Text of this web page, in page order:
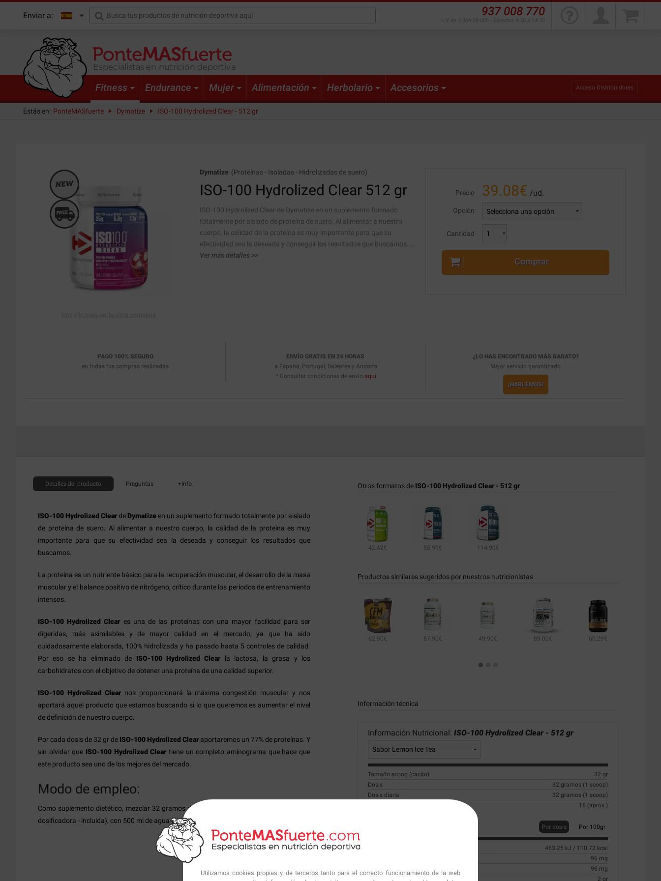
Utilizamos cookies propias y de terceros tanto para el correcto funcionamiento de la web
Enviar a: 937 008 770
Especialistas en nutrición deportiva
Fitness Endurance Mujer Alimentación Herbolario Accesorios Acceso Distribuidores
Estás en: PonteMASfuerte Dymatize ISO-100 Hydrolized Clear - 512 gr
Dymatize (Proteínas - Isoladas - Hidrolizadas de suero)
ISO-100 Hydrolized Clear 512 gr
ISO-100 Hydrolized Clear de Dymatize en un suplemento formado
totalmente por aislado de proteína de suero. Al alimentar a nuestro
cuerpo, la calidad de la proteína es muy importante para que su
efectividad sea la deseada y conseguir los resultados que buscamos....
Ver más detalles >>
Precio 39.08€ /ud.
Opción
Cantidad
Comprar
PAGO 100% SEGURO
en todas tus compras realizadas
ENVÍO GRATIS EN 24 HORAS
a España, Portugal, Baleares y Andorra
* Consultar condiciones de envío aquí
¿LO HAS ENCONTRADO MÁS BARATO?
Mejor servicio garantizado
¡HABLEMOS!
Detalles del producto Preguntas +Info
ISO-100 Hydrolized Clearde Dymatizeen un suplemento formado totalmente por aislado
de proteína de suero. Al alimentar a nuestro cuerpo, la calidad de la proteína es muy
importante para que su efectividad sea la deseada y conseguir los resultados que
buscamos.
La proteína es un nutriente básico para la recuperación muscular, el desarrollo de la masa
muscular y el balance positivo de nitrógeno, crítico durante los períodos de entrenamiento
intensos.
ISO-100 Hydrolized Clear es una de las proteínas con una mayor facilidad para ser
digeridas, más asimilables y de mayor calidad en el mercado, ya que ha sido
cuidadosamente elaborada, 100% hidrolizada y ha pasado hasta 5 controles de calidad.
Por eso se ha eliminado de ISO-100 Hydrolized Clear la lactosa, la grasa y los
carbohidratos con el objetivo de obtener una proteína de una calidad superior.
ISO-100 Hydrolized Clearnos proporcionará la máxima congestión muscular y nos
aportará aquel producto que estamos buscando si lo que queremos es aumentar el nivel
de definición de nuestro cuerpo.
Por cada dosis de 32 gr de ISO-100 Hydrolized Clear aportaremos un 77% de proteínas. Y
sin olvidar que ISO-100 Hydrolized Clear tiene un completo aminograma que hace que
este producto sea uno de los mejores del mercado.
Modo de empleo:
Como suplemento dietético, mezclar 32 gramos de producto en polvo (aprox. 1 cuchara
dosificadora - incluida), con 500 ml de agua y mezclar bien.
Otros formatos de ISO-100 Hydrolized Clear - 512 gr
42.42€ 55.90€ 114.90€
Productos similares sugeridos por nuestros nutricionistas
62.90€ 87.90€ 49.90€ 89.00€ 60.29€
Información técnica
Información Nutricional: ISO-100 Hydrolized Clear - 512 gr
Tamaño scoop (cacito)
32 gr
Dosis
32 gramos (1 scoop)
Dosis diaria
32 gramos (1 scoop)
16 (aprox.)
Por dosis Por 100gr
463.25 kJ / 110.72 kcal
96 mg
96 mg
Hidratos de Carbono
2 gr